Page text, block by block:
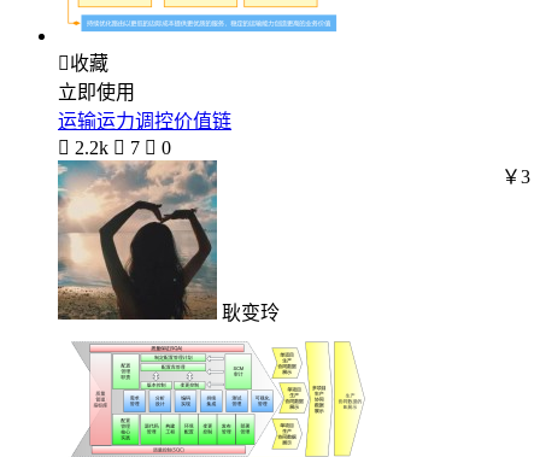
收藏
立即使用
运输运力调控价值链
 2.2k  7  0
耿变玲
￥3